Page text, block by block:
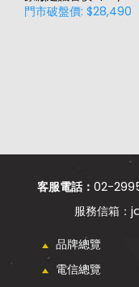
門市破盤價: $28,490
客服電話： 02-
品牌總覽
電信總覽